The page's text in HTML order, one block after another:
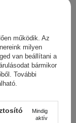
működik. Az
milyen
van beállítani a
bármikor
További
Mindig
aktív